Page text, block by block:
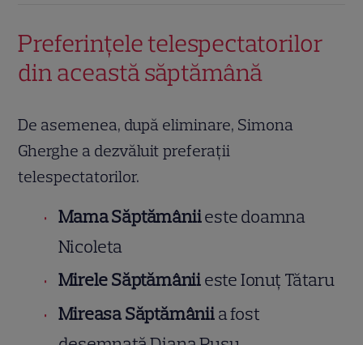
Preferințele telespectatorilor
din această săptămână
De asemenea, după eliminare, Simona
Gherghe a dezvăluit preferații
telespectatorilor.
Mama Săptămâniieste doamna
Nicoleta
Mirele Săptămâniieste Ionuț Tătaru
Mireasa Săptămâniia fost